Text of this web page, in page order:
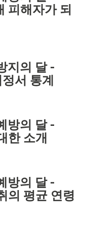
피해자가 되
지의 달 -
서 통계
방의 달 -
한 소개
방의 달 -
의 평균 연령